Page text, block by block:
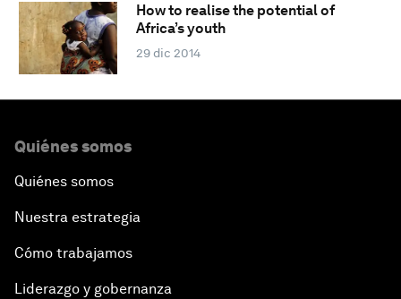
How to realise the potential of
Africa’s youth
29 dic 2014
Quiénes somos
Quiénes somos
Nuestra estrategia
Cómo trabajamos
Liderazgo y gobernanza